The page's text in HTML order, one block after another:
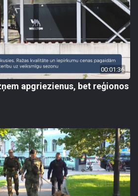
00:01:36
apgriezienus, bet reģionos